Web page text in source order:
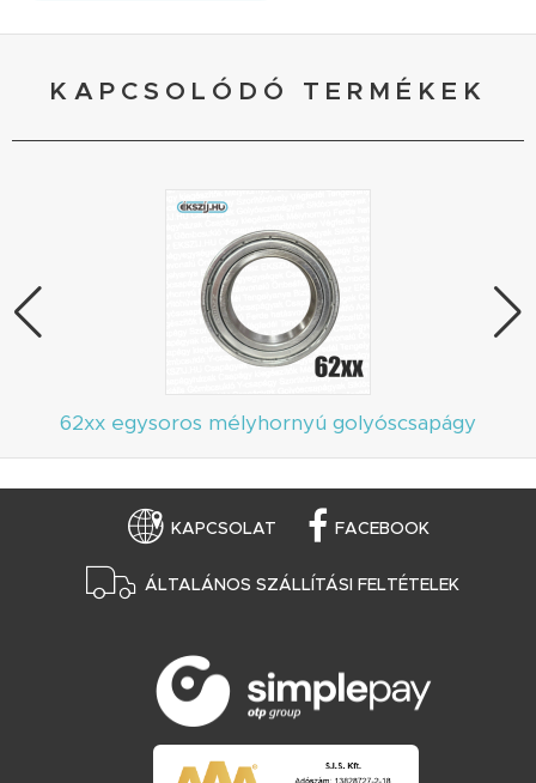
KAPCSOLÓDÓ TERMÉKEK
62xx egysoros mélyhornyú golyóscsapágy
KAPCSOLAT FACEBOOK
ÁLTALÁNOS SZÁLLÍTÁSI FELTÉTELEK